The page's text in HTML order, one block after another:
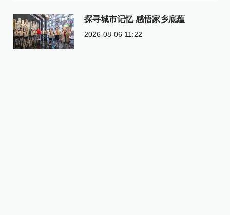
探寻城市记忆 感悟家乡底蕴
2026-08-06 11:22